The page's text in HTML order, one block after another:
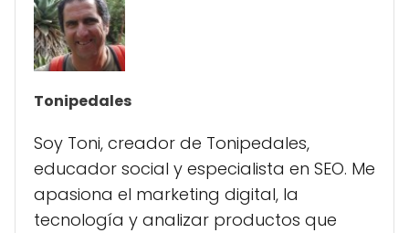
Tonipedales
Soy Toni, creador de Tonipedales,
educador social y especialista en SEO. Me
apasiona el marketing digital, la
tecnología y analizar productos que